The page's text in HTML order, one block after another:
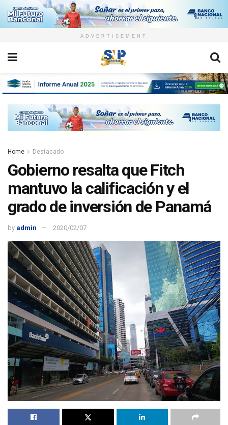
ADVERTISEMENT
Home Destacado
Gobierno resalta que Fitch
mantuvo la calificación y el
grado de inversión de Panamá
by admin 2020/02/07